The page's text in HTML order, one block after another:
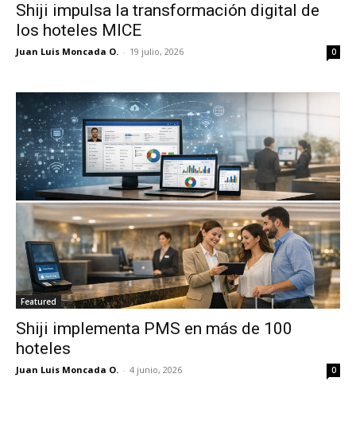
Shiji impulsa la transformación digital de
los hoteles MICE
Juan Luis Moncada O. - 19 julio, 2026 0
Featured
Shiji implementa PMS en más de 100
hoteles
Juan Luis Moncada O. - 4 junio, 2026 0